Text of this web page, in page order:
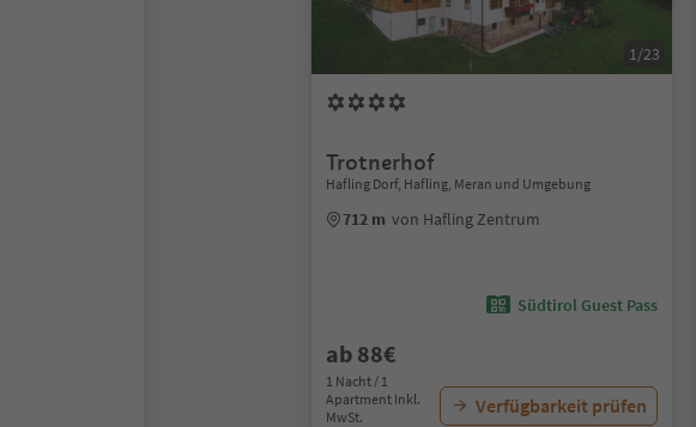
1/23
Trotnerhof
Hafling Dorf, Hafling, Meran und Umgebung
712 m von Hafling Zentrum
Südtirol Guest Pass
ab 88€
1 Nacht / 1
Apartment Inkl.
MwSt.
Verfügbarkeit prüfen